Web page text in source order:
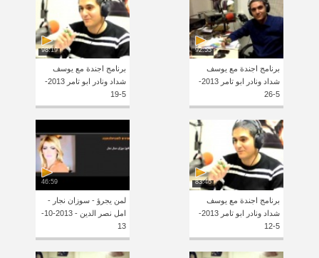
92:55
برنامج اجندة مع يوسف
شداد ونادر ابو تامر 2013-
5-26
98:19
برنامج اجندة مع يوسف
شداد ونادر ابو تامر 2013-
5-19
83:46
برنامج اجندة مع يوسف
شداد ونادر ابو تامر 2013-
5-12
46:59
لمن يجرؤ - سوزان نجار -
امل نصر الدين - 2013-10-
13